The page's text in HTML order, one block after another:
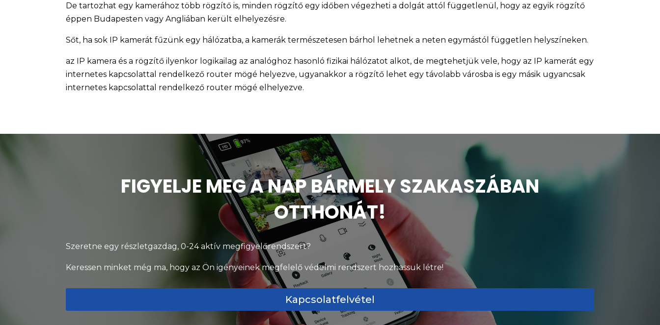
De tartozhat egy kamerához több rögzítő is, minden rögzítő egy időben végezheti a dolgát attól függetlenül, hogy az egyik rögzítő
éppen Budapesten vagy Angliában került elhelyezésre.
Sőt, ha sok IP kamerát fűzünk egy hálózatba, a kamerák természetesen bárhol lehetnek a neten egymástól független helyszíneken.
az IP kamera és a rögzítő ilyenkor logikailag az analóghoz hasonló fizikai hálózatot alkot, de megtehetjük vele, hogy az IP kamerát egy
internetes kapcsolattal rendelkező router mögé helyezve, ugyanakkor a rögzítő lehet egy távolabb városba is egy másik ugyancsak
internetes kapcsolattal rendelkező router mögé elhelyezve.
FIGYELJE MEG A NAP BÁRMELY SZAKASZÁBAN
OTTHONÁT!
Szeretne egy részletgazdag, 0-24 aktív megfigyelőrendszert?
Keressen minket még ma, hogy az Ön igényeinek megfelelő védelmi rendszert hozhassuk létre!
Kapcsolatfelvétel